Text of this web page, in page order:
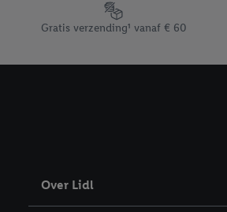
Footerelement met de verschillende
Gratis verzending¹ vanaf € 60
Over Lidl